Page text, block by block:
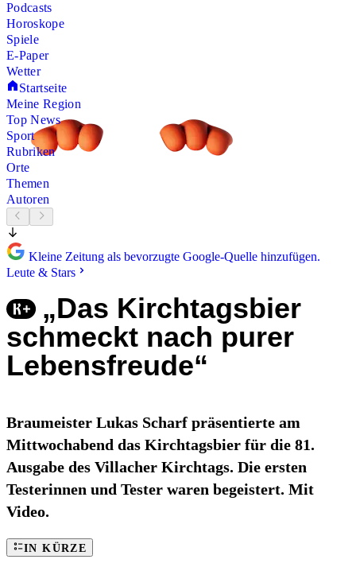
Podcasts
Horoskope
Spiele
E-Paper
Wetter
Startseite
Meine Region
Top News
Sport
Rubriken
Orte
Themen
Autoren
Kleine Zeitung als bevorzugte Google-Quelle hinzufügen.
Leute & Stars
„Das Kirchtagsbier
schmeckt nach purer
Lebensfreude“
Braumeister Lukas Scharf präsentierte am
Mittwochabend das Kirchtagsbier für die 81.
Ausgabe des Villacher Kirchtags. Die ersten
Testerinnen und Tester waren begeistert. Mit
Video.
IN KÜRZE